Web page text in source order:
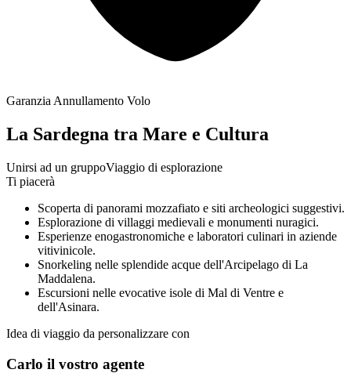
Garanzia Annullamento Volo
La Sardegna tra Mare e Cultura
Unirsi ad un gruppoViaggio di esplorazione
Ti piacerà
Scoperta di panorami mozzafiato e siti archeologici suggestivi.
Esplorazione di villaggi medievali e monumenti nuragici.
Esperienze enogastronomiche e laboratori culinari in aziende
vitivinicole.
Snorkeling nelle splendide acque dell'Arcipelago di La
Maddalena.
Escursioni nelle evocative isole di Mal di Ventre e
dell'Asinara.
Idea di viaggio da personalizzare con
Carlo il vostro agente